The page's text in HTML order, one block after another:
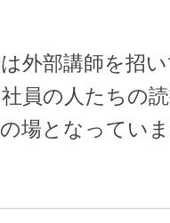
外部講師を招
員の人たちの
場となってい